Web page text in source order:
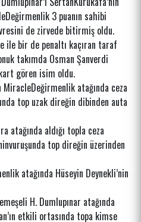
3 puanın sahibi
de zirvede bitirmiş oldu.
ile bir de penaltı kaçıran taraf
takımda Osman Şanverdi
kart gören isim oldu.
atağında ceza
top uzak direğin dibinden auta
atağında aldığı topla ceza
top direğin üzerinden
atağında Hüseyin Deynekli’nin
H. Dumlupınar atağında
etkili ortasında topa kimse